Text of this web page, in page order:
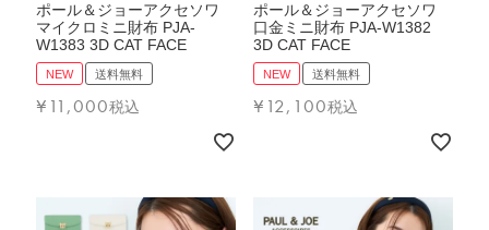
ポール＆ジョーアクセソワ
マイクロミニ財布 PJA-
W1383 3D CAT FACE
NEW 送料無料
¥ 11,000税込
ポール＆ジョーアクセソワ
口金ミニ財布 PJA-W1382
3D CAT FACE
NEW 送料無料
¥ 12,100税込